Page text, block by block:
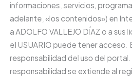
informaciones, servicios,
adelante, «los contenidos») en
a ADOLFO VALLEJO DÍAZ o a sus
el USUARIO puede tener acceso.
responsabilidad del uso del portal.
responsabilidad se extiende al